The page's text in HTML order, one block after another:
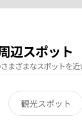
辺スポット
まざまなスポットを近
観光スポット